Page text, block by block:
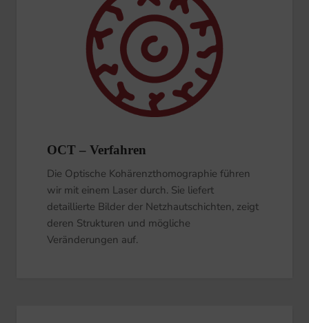
OCT – Verfahren
Die Optische Kohärenzthomographie führen
wir mit einem Laser durch. Sie liefert
detaillierte Bilder der Netzhautschichten, zeigt
deren Strukturen und mögliche
Veränderungen auf.